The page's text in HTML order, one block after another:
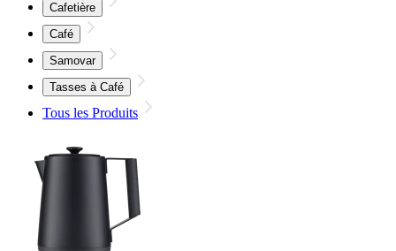
Cafetière
Café
Samovar
Tasses à Café
Tous les Produits